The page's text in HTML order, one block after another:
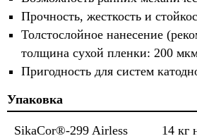
Прочность, жесткость и
Толстослойное нанесение
толщина сухой пленки: 200
Пригодность для систем
Упаковка
SikaCor®-299 Airless 14 кг